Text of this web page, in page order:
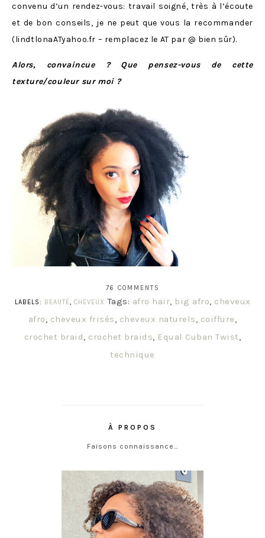
convenu d’un rendez-vous: travail soigné, très à l’écoute
et de bon conseils, je ne peut que vous la recommander
(lindtlonaATyahoo.fr – remplacez le AT par @ bien sûr).
Alors, convaincue ? Que pensez-vous de cette
texture/couleur sur moi ?
76 COMMENTS
LABELS: BEAUTÉ, CHEVEUX Tags: afro hair, big afro, cheveux
afro, cheveux frisés, cheveux naturels, coiffure,
crochet braid, crochet braids, Equal Cuban Twist,
technique
À PROPOS
Faisons connaissance…